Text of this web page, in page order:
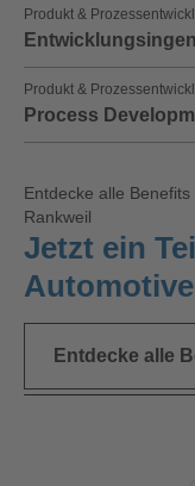
Produkt &
Produkt &
Process
Entdecke alle
Rankweil
Jetzt ein
Entdecke alle